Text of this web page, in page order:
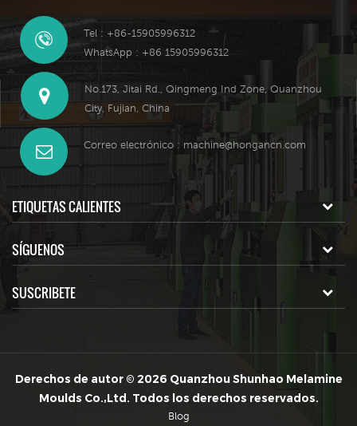
Tel : +86-15905996312
WhatsApp : +86 15905996312
No.173, Jitai Rd., Qingmeng Ind Zone, Quanzhou
City, Fujian, China
Correo electrónico : machine@hongancn.com
ETIQUETAS CALIENTES
SÍGUENOS
SUSCRIBETE
Derechos de autor © 2026 Quanzhou Shunhao Melamine
Moulds Co.,Ltd. Todos los derechos reservados.
Blog